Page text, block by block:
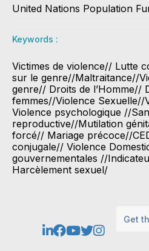
United Nations Population
Keywords :
Victimes de violence// Lutte
sur le genre//Maltraitance//
genre// Droits de l’Homme//
femmes//Violence Sexuelle//
Violence psychologique //
reproductive//Mutilation
forcé// Mariage précoce//
conjugale// Violence
gouvernementales //
Harcèlement sexuel/